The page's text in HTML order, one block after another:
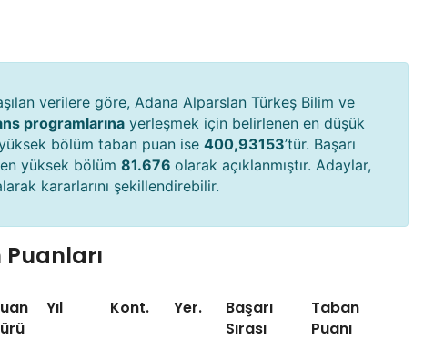
verilere göre, Adana Alparslan Türkeş Bilim ve
programlarına yerleşmek için belirlenen en düşük
bölüm taban puan ise 400,93153’tür. Başarı
yüksek bölüm 81.676 olarak açıklanmıştır. Adaylar,
kararlarını şekillendirebilir.
Puanları
Yıl Kont. Yer.
Başarı
Sırası
Taban
Puanı